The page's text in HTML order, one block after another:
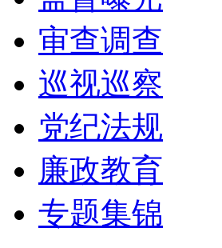
审查调查
巡视巡察
党纪法规
廉政教育
专题集锦